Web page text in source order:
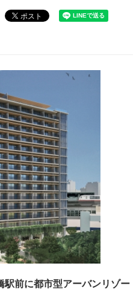
ポスト
前に都市型アーバンリゾー